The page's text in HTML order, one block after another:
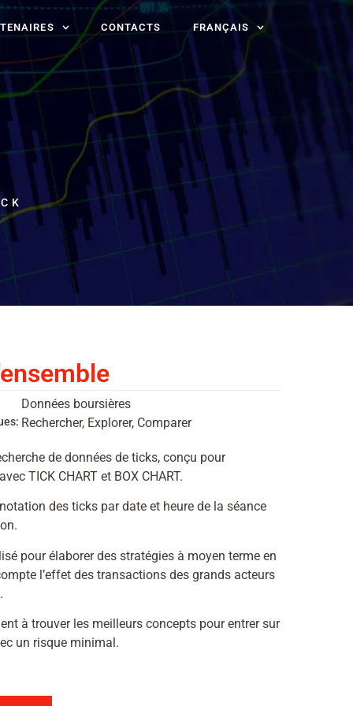
CONTACTS FRANÇAIS
Données boursières
Rechercher, Explorer, Comparer
de données de ticks, conçu pour
TICK CHART et BOX CHART.
des ticks par date et heure de la séance
pour élaborer des stratégies à moyen terme en
l’effet des transactions des grands acteurs
à trouver les meilleurs concepts pour entrer sur
un risque minimal.